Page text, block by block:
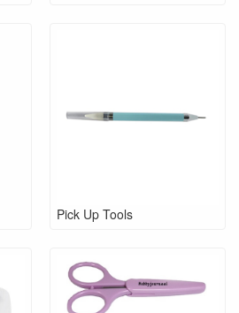
Pick Up Tools